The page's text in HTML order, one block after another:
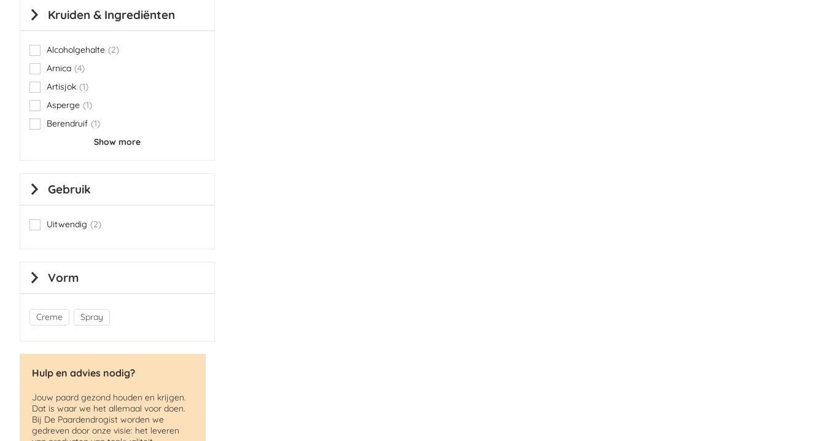
Kruiden & Ingrediënten
Alcoholgehalte 2
items
Arnica 4
items
Artisjok 1
item
Asperge 1
item
Berendruif 1
item
Show more
Gebruik
Uitwendig 2
items
Vorm
Creme Spray
Hulp en advies nodig?
Jouw paard gezond houden en krijgen.
Dat is waar we het allemaal voor doen.
Bij De Paardendrogist worden we
gedreven door onze visie: het leveren